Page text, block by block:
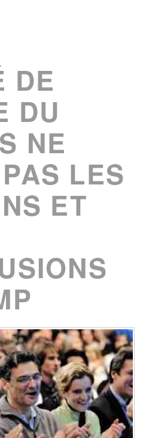
DE
DU
NE
LES
ET